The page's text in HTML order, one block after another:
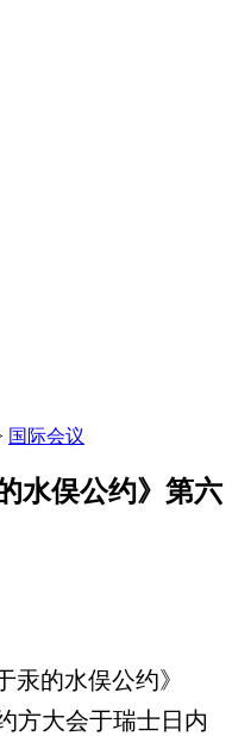
国际会议
水俣公约》第六
汞的水俣公约》
方大会于瑞士日内